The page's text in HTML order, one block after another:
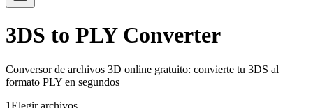
3DS to PLY Converter
Conversor de archivos 3D online gratuito: convierte tu 3DS al
formato PLY en segundos
1Elegir archivos